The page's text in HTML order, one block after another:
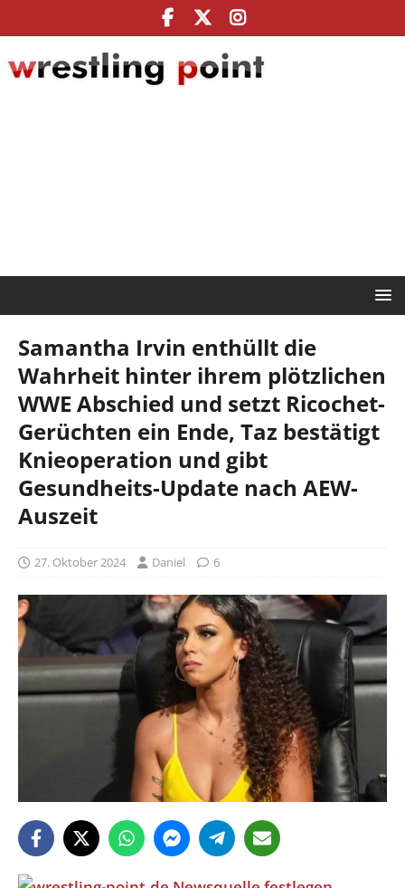
Samantha Irvin enthüllt die
Wahrheit hinter ihrem plötzlichen
WWE Abschied und setzt Ricochet-
Gerüchten ein Ende, Taz bestätigt
Knieoperation und gibt
Gesundheits-Update nach AEW-
Auszeit
27. Oktober 2024 Daniel 6